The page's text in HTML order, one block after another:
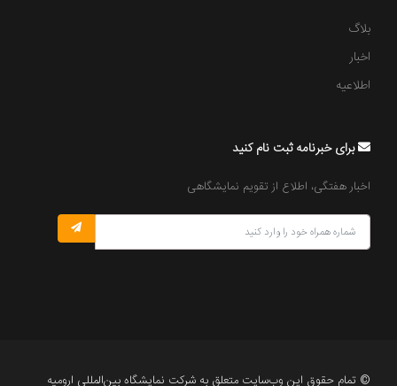
بلاگ
اخبار
اطلاعیه
برای خبرنامه ثبت نام کنید
اخبار هفتگی، اطلاع از تقویم نمایشگاهی
© تمام حقوق این وب‌سایت متعلق به شرکت نمایشگاه بین‌المللی ارومیه